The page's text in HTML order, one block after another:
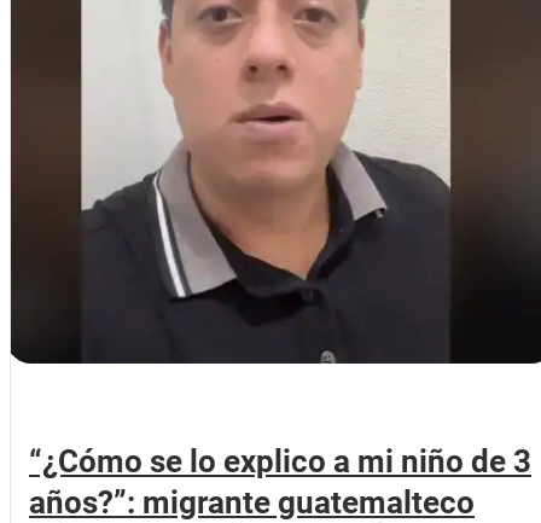
“¿Cómo se lo explico a mi niño de 3
años?”: migrante guatemalteco